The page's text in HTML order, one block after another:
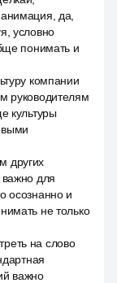
да,
условно
понимать и
компании
руководителям
культуры
других
важно для
осознанно и
не только
на слово
важно